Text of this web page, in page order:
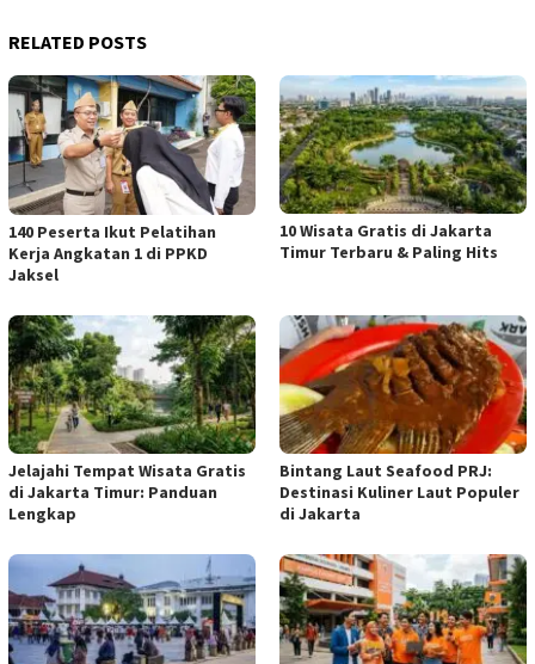
RELATED POSTS
140 Peserta Ikut Pelatihan
Kerja Angkatan 1 di PPKD
Jaksel
10 Wisata Gratis di Jakarta
Timur Terbaru & Paling Hits
Jelajahi Tempat Wisata Gratis
di Jakarta Timur: Panduan
Lengkap
Bintang Laut Seafood PRJ:
Destinasi Kuliner Laut Populer
di Jakarta